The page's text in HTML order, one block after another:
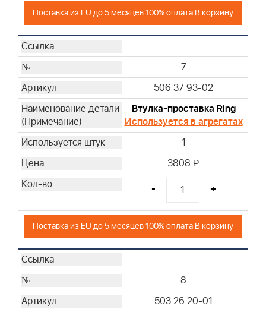
Поставка из EU до 5 месяцев 100% оплата В корзину
7
506 37 93-02
Втулка-проставка Ring
Используется в агрегатах
1
3808 i
- +
Поставка из EU до 5 месяцев 100% оплата В корзину
8
503 26 20-01